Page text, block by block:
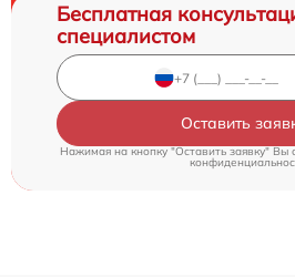
Бесплатная
специалистом
Оставить
Нажимая на кнопку "Оставить заявку" Вы